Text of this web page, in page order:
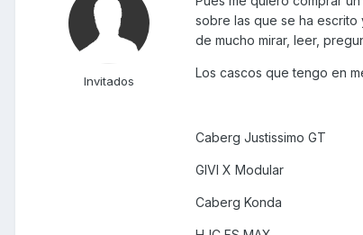
Invitados
sobre las que se ha
de mucho mirar, leer,
Los cascos que tengo en
Caberg Justissimo GT
GIVI X Modular
Caberg Konda